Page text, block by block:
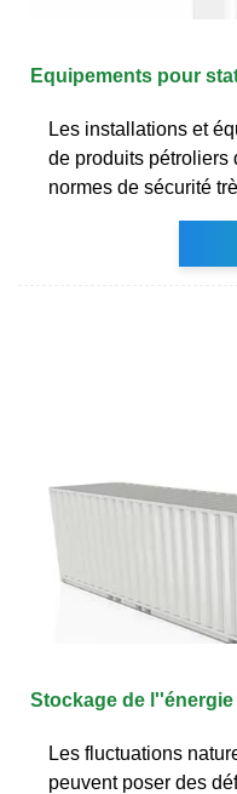
Equipements pour
Les installations et
de produits pétroliers
normes de sécurité
Stockage de
Les fluctuations
peuvent poser des